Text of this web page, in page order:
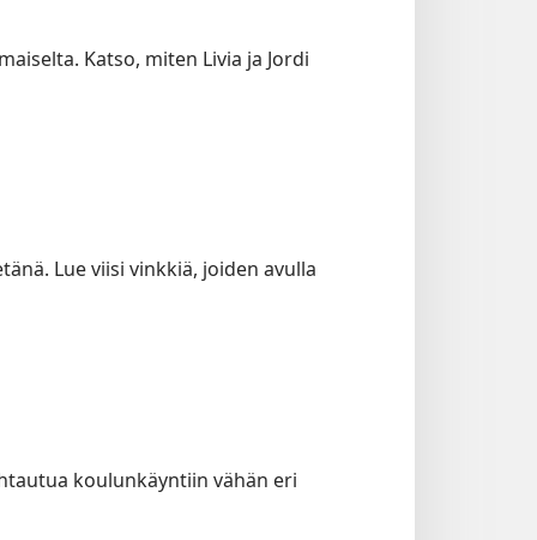
Katso, miten Livia ja Jordi
Lue viisi vinkkiä, joiden avulla
koulunkäyntiin vähän eri